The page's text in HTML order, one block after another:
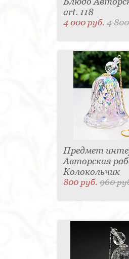
art. 118
4 000 руб.4
Предмет
Авторская
Колокольчик
800 руб.960